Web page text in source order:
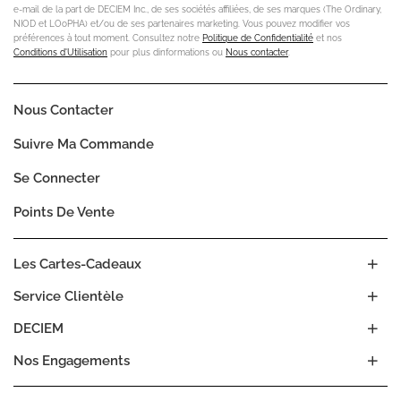
e-mail de la part de DECIEM Inc., de ses sociétés affiliées, de ses marques (The Ordinary,
NIOD et LOoPHA) et/ou de ses partenaires marketing. Vous pouvez modifier vos
préférences à tout moment. Consultez notre Politique de Confidentialité et nos
Conditions d'Utilisation pour plus dinformations ou Nous contacter.
DECIEM
Nos Engagements
Service Clientèle
Les Cartes-Cadeaux
Nous Contacter
Suivre Ma Commande
Se Connecter
Points De Vente